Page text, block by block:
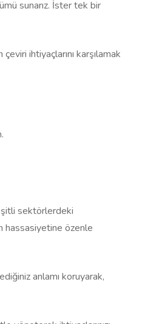
sunarız. İster tek bir
ihtiyaçlarını karşılamak
sektörlerdeki
hassasiyetine özenle
anlamı koruyarak,